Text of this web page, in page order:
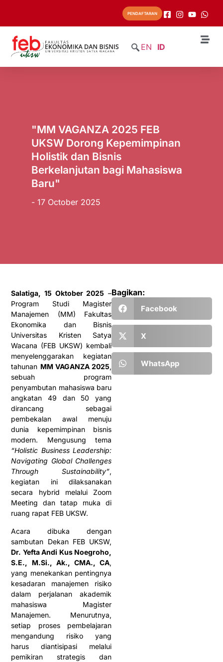
PENDAFTARAN
EN ID
"MM VAGANZA 2025 FEB
UKSW Dorong Kepemimpinan
Holistik dan Bisnis
Berkelanjutan bagi Mahasiswa
Baru"
- 17 October 2025
Salatiga, 15 Oktober 2025 –
Program Studi Magister
Manajemen (MM) Fakultas
Ekonomika dan Bisnis
Universitas Kristen Satya
Wacana (FEB UKSW) kembali
menyelenggarakan kegiatan
tahunan MM VAGANZA 2025,
sebuah program
penyambutan mahasiswa baru
angkatan 49 dan 50 yang
dirancang sebagai
pembekalan awal menuju
dunia kepemimpinan bisnis
modern. Mengusung tema
“Holistic Business Leadership:
Navigating Global Challenges
Through Sustainability”,
kegiatan ini dilaksanakan
secara hybrid melalui Zoom
Meeting dan tatap muka di
ruang rapat FEB UKSW.
Acara dibuka dengan
sambutan Dekan FEB UKSW,
Dr. Yefta Andi Kus Noegroho,
S.E., M.Si., Ak., CMA., CA,
yang menekankan pentingnya
kesadaran manajemen risiko
dalam perjalanan akademik
mahasiswa Magister
Manajemen. Menurutnya,
setiap proses pembelajaran
mengandung risiko yang
harus diantisipasi melalui
pemikiran strategis dan
Bagikan:
Facebook
X
WhatsApp